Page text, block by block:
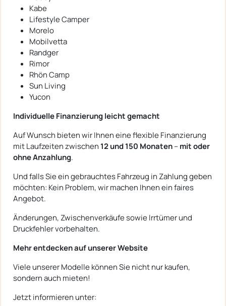
Kabe
Lifestyle Camper
Morelo
Mobilvetta
Randger
Rimor
Rhön Camp
Sun Living
Yucon
Individuelle Finanzierung leicht gemacht
Auf Wunsch bieten wir Ihnen eine flexible Finanzierung
mit Laufzeiten zwischen 12 und 150 Monaten–mit oder
ohne Anzahlung.
Und falls Sie ein gebrauchtes Fahrzeug in Zahlung geben
möchten: Kein Problem, wir machen Ihnen ein faires
Angebot.
Änderungen, Zwischenverkäufe sowie Irrtümer und
Druckfehler vorbehalten.
Mehr entdecken auf unserer Website
Viele unserer Modelle können Sie nicht nur kaufen,
sondern auch mieten!
Jetzt informieren unter: